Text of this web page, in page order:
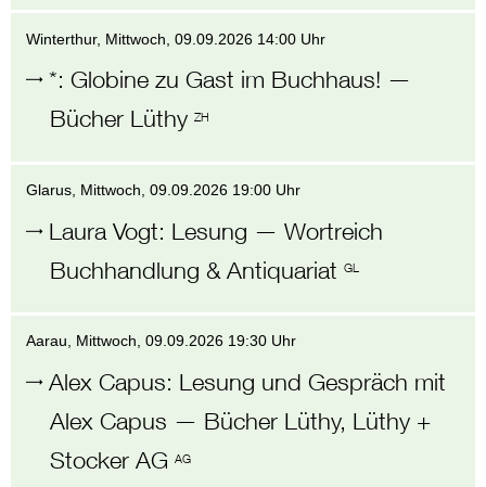
Winterthur, Mittwoch,09.09.2026 14:00 Uhr
*:Globine zu Gast im Buchhaus! —
Bücher Lüthy ZH
Glarus , Mittwoch,09.09.2026 19:00 Uhr
Laura Vogt: Lesung —Wortreich
Buchhandlung & Antiquariat GL
Aarau, Mittwoch,09.09.2026 19:30 Uhr
Alex Capus: Lesung und Gespräch mit
Alex Capus — Bücher Lüthy, Lüthy +
Stocker AG AG